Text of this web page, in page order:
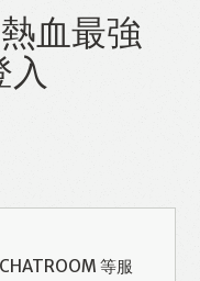
血最強
入
等服